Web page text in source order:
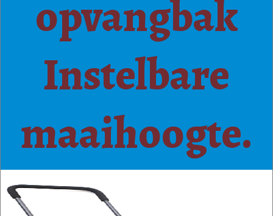
opvangbak
Instelbare
maaihoogte.